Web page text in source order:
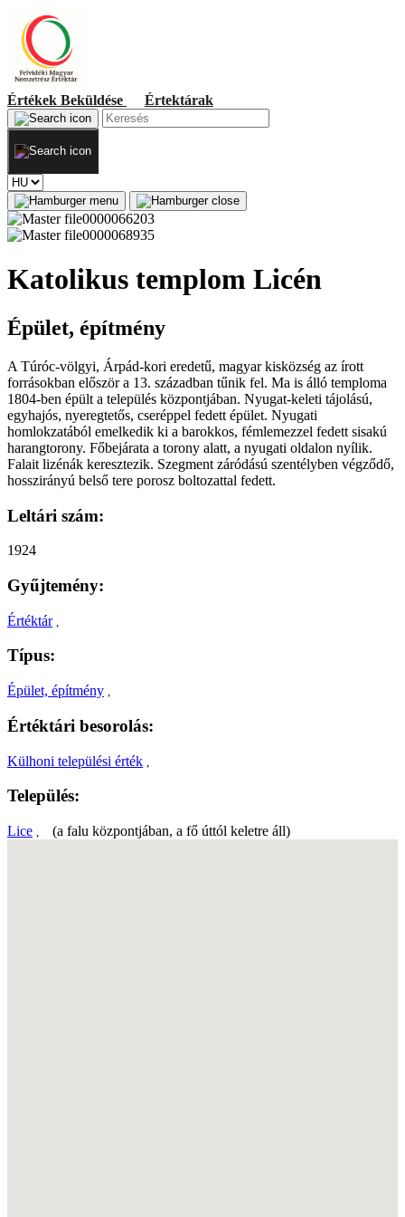
Értékek Beküldése Értektárak
Katolikus templom Licén
Épület, építmény
A Túróc-völgyi, Árpád-kori eredetű, magyar kisközség az írott
forrásokban először a 13. században tűnik fel. Ma is álló temploma
1804-ben épült a település központjában. Nyugat-keleti tájolású,
egyhajós, nyeregtetős, cseréppel fedett épület. Nyugati
homlokzatából emelkedik ki a barokkos, fémlemezzel fedett sisakú
harangtorony. Főbejárata a torony alatt, a nyugati oldalon nyílik.
Falait lizénák keresztezik. Szegment záródású szentélyben végződő,
hosszirányú belső tere porosz boltozattal fedett.
Leltári szám:
1924
Gyűjtemény:
Értéktár
Típus:
Épület, építmény ,
Értéktári besorolás:
Külhoni települési érték
Település:
Lice (a falu központjában, a fő úttól keletre áll)